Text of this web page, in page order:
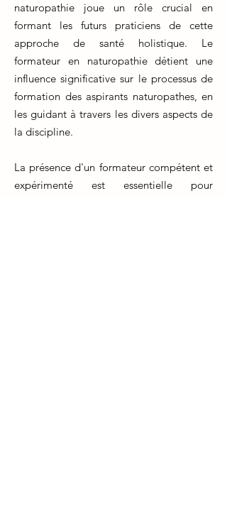
naturopathie joue un rôle crucial en
formant les futurs praticiens de cette
approche de santé holistique. Le
formateur en naturopathie détient une
influence significative sur le processus de
formation des aspirants naturopathes, en
les guidant à travers les divers aspects de
la discipline.
La présence d'un formateur compétent et
expérimenté est essentielle pour